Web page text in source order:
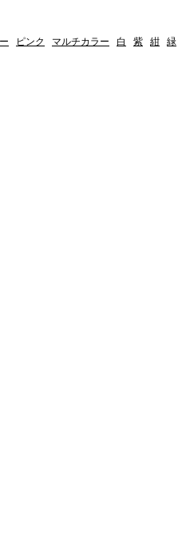
ピンク マルチカラー 白 紫 紺 緑